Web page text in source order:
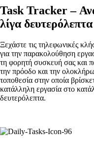
Task Tracker –
λίγα δευτερόλεπτα
Ξεχάστε τις τηλεφωνικές
για την παρακολούθηση
τη φορητή συσκευή σας και
την πρόοδο και την
τοποθεσία στην οποία
κατάλληλη εργασία στο
δευτερόλεπτα.